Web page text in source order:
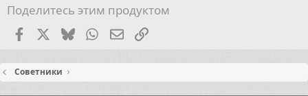
Поделитесь этим продуктом
FacebookX (Twitter)
BlueskyWhatsApp
Электронная почта
Ссылка
Советники